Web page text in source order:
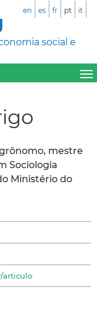
social e
en es fr pt it
mestre
Sociologia
Ministério do
articulo